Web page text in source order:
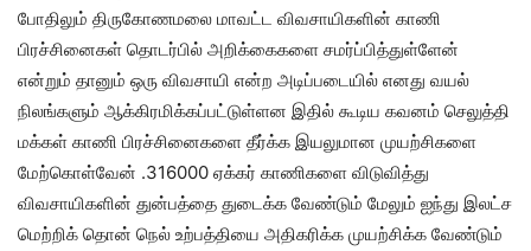
போதிலும் திருகோணமலை மாவட்ட விவசாயிகளின் காணி
பிரச்சினைகள் தொடர்பில் அறிக்கைகளை சமர்ப்பித்துள்ளேன்
என்றும் தானும் ஒரு விவசாயி என்ற அடிப்படையில் எனது வயல்
நிலங்களும் ஆக்கிரமிக்கப்பட்டுள்ளன இதில் கூடிய கவனம் செலுத்தி
மக்கள் காணி பிரச்சினைகளை தீர்க்க இயலுமான முயற்சிகளை
மேற்கொள்வேன் .316000 ஏக்கர் காணிகளை விடுவித்து
விவசாயிகளின் துன்பத்தை துடைக்க வேண்டும் மேலும் ஐந்து இலட்ச
மெற்றிக் தொன் நெல் உற்பத்தியை அதிகரிக்க முயற்சிக்க வேண்டும்